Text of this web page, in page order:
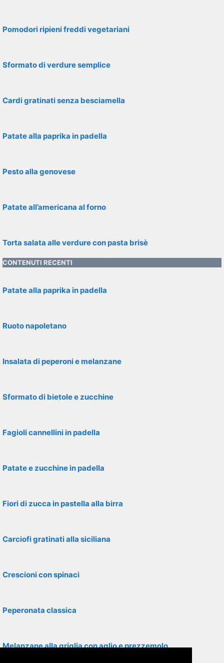
Pomodori ripieni freddi vegetariani
Sformato di verdure semplice
Cardi gratinati senza besciamella
Patate alla paprika in padella
Pesto alla genovese
Patate all’americana al forno
Torta salata alle verdure con pasta brisè
CONTENUTI RECENTI
Patate alla paprika in padella
Ruoto napoletano
Insalata di peperoni e melanzane
Sformato di bietole e zucchine
Fagioli cannellini in padella
Patate e zucchine in padella
Fiori di zucca in pastella alla birra
Carciofi gratinati alla siciliana
Crescioni con spinaci
Peperonata classica
Melanzane alla griglia con aglio e prezzemolo